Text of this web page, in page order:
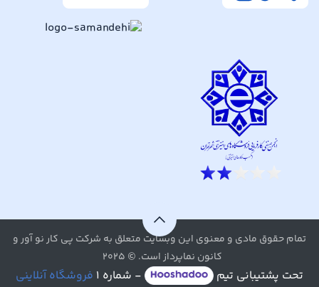
تمام حقوق مادی و معنوی این وبسایت متعلق به شرکت پی کار نو آور و
کانون نماپرداز است. © ۲۰۲۵
تحت پشتیبانی تیم - شماره ۱ فروشگاه آنلاینی